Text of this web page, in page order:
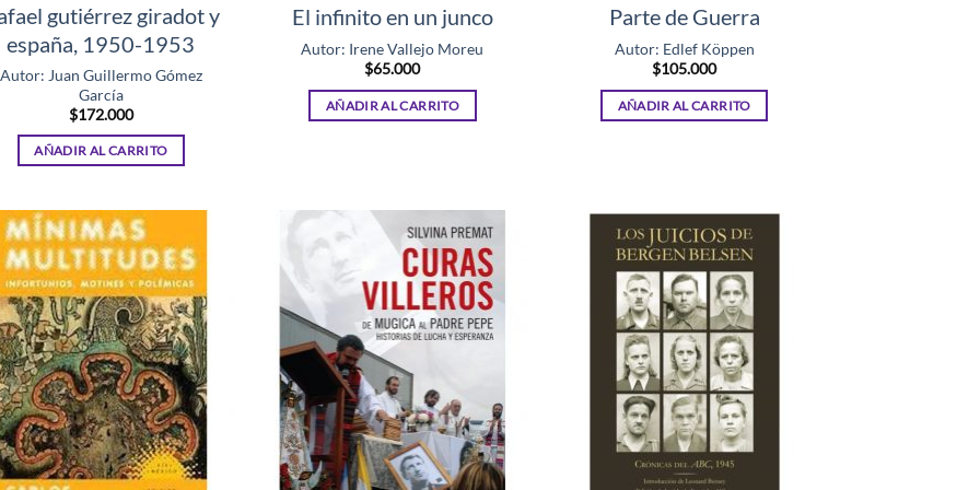
gutiérrez giradot y
españa, 1950-1953
Autor: Juan Guillermo Gómez
García
$172.000
AÑADIR AL CARRITO
El infinito en un junco
Autor: Irene Vallejo Moreu
$65.000
AÑADIR AL CARRITO
Parte de Guerra
Autor: Edlef Köppen
$105.000
AÑADIR AL CARRITO